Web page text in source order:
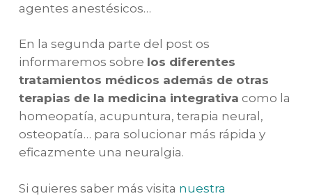
agentes anestésicos…
En la segunda parte del post os
informaremos sobre los diferentes
tratamientos médicos además de otras
terapias de la medicina integrativa como la
homeopatía, acupuntura, terapia neural,
osteopatía… para solucionar más rápida y
eficazmente una neuralgia.
Si quieres saber más visita nuestra